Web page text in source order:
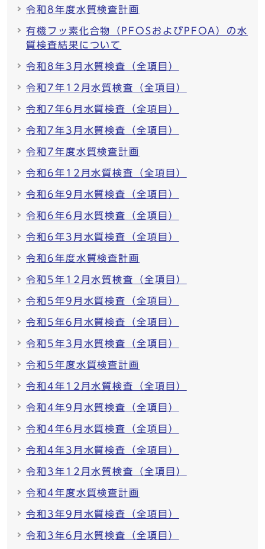
令和8年度水質検査計画
有機フッ素化合物（PFOSおよびPFOA）の水
質検査結果について
令和8年3月水質検査（全項目）
令和7年12月水質検査（全項目）
令和7年6月水質検査（全項目）
令和7年3月水質検査（全項目）
令和7年度水質検査計画
令和6年12月水質検査（全項目）
令和6年9月水質検査（全項目）
令和6年6月水質検査（全項目）
令和6年3月水質検査（全項目）
令和6年度水質検査計画
令和5年12月水質検査（全項目）
令和5年9月水質検査（全項目）
令和5年6月水質検査（全項目）
令和5年3月水質検査（全項目）
令和5年度水質検査計画
令和4年12月水質検査（全項目）
令和4年9月水質検査（全項目）
令和4年6月水質検査（全項目）
令和4年3月水質検査（全項目）
令和3年12月水質検査（全項目）
令和4年度水質検査計画
令和3年9月水質検査（全項目）
令和3年6月水質検査（全項目）